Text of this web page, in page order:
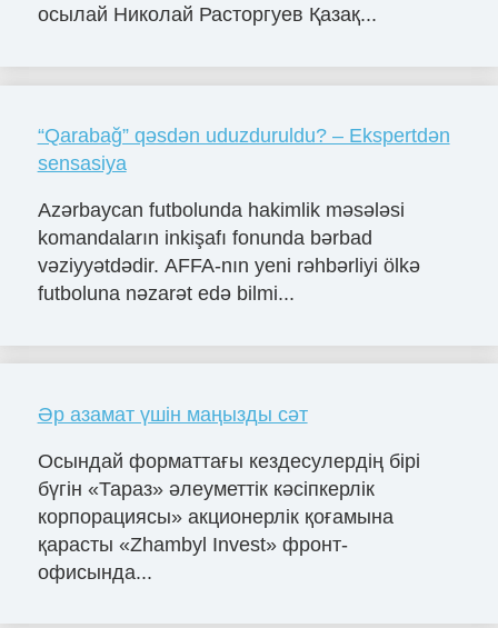
осылай Николай Расторгуев Қазақ...
“Qarabağ” qəsdən uduzduruldu? – Ekspertdən
sensasiya
Azərbaycan futbolunda hakimlik məsələsi
komandaların inkişafı fonunda bərbad
vəziyyətdədir. AFFA-nın yeni rəhbərliyi ölkə
futboluna nəzarət edə bilmi...
Әр азамат үшін маңызды сәт
Осындай форматтағы кездесулердің бірі
бүгін «Тараз» әлеуметтік кәсіпкерлік
корпорациясы» акционерлік қоғамына
қарасты «Zhambyl Invest» фронт-
офисында...